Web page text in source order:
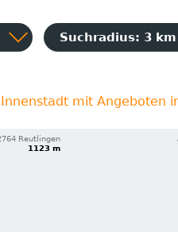
Suchradius: 3 km
mit Angeboten
Reutlingen
1123 m